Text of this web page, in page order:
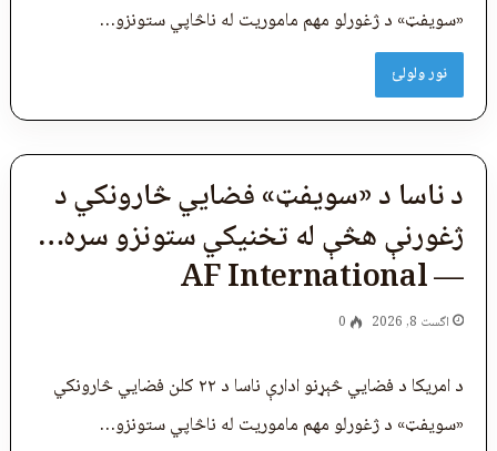
«سویفټ» د ژغورلو مهم ماموریت له ناڅاپي ستونزو…
نور ولولئ
د ناسا د «سویفټ» فضايي څارونکي د
ژغورنې هڅې له تخنیکي ستونزو سره…
— AF International
اگست 8, 2026 0
د امریکا د فضایي څېړنو ادارې ناسا د ۲۲ کلن فضايي څارونکي
«سویفټ» د ژغورلو مهم ماموریت له ناڅاپي ستونزو…